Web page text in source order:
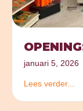
januari 5, 2026
Lees verder...